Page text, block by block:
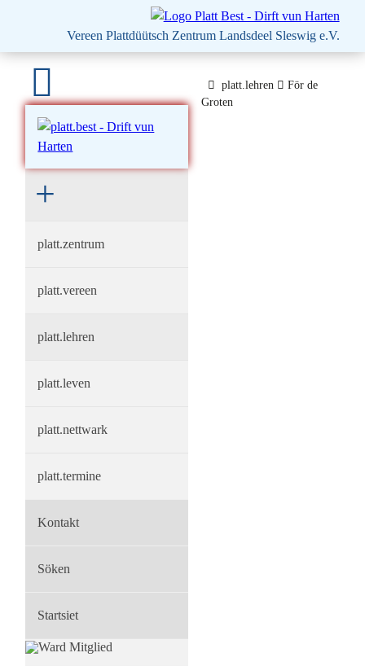
platt.best - Drift vun Harten
Vereen Plattdüütsch ZentrumLandsdeel Sleswig e.V.
platt.zentrum
platt.vereen
platt.lehren
platt.leven
platt.nettwark
platt.termine
Kontakt
Söken
Startsiet
platt.lehren
För de
Groten